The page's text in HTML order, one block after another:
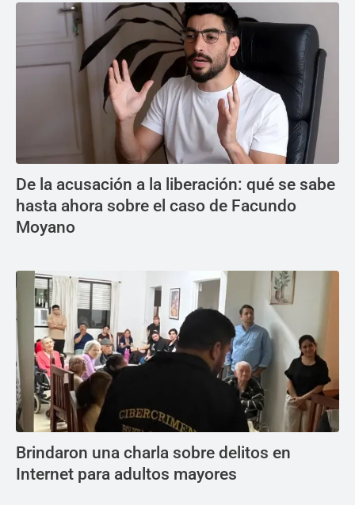
De la acusación a la liberación: qué se sabe
hasta ahora sobre el caso de Facundo
Moyano
Brindaron una charla sobre delitos en
Internet para adultos mayores